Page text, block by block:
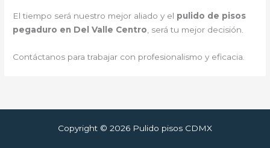
El tiempo será nuestro mejor aliado y el pulido de pisos
pegaduro en Del Valle Centro , será tu mejor decisión.
Contáctanos para trabajar con profesionalismo y eficacia.
Copyright © 2026 Pulido pisos CDMX